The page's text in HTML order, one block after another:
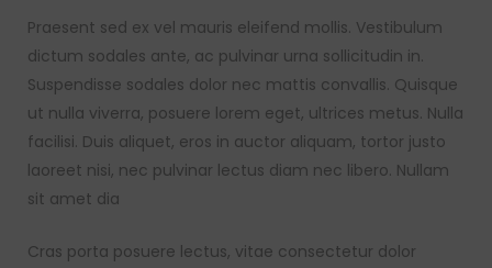
Praesent sed ex vel mauris eleifend mollis. Vestibulum
dictum sodales ante, ac pulvinar urna sollicitudin in.
Suspendisse sodales dolor nec mattis convallis. Quisque
ut nulla viverra, posuere lorem eget, ultrices metus. Nulla
facilisi. Duis aliquet, eros in auctor aliquam, tortor justo
laoreet nisi, nec pulvinar lectus diam nec libero. Nullam
sit amet dia
Cras porta posuere lectus, vitae consectetur dolor